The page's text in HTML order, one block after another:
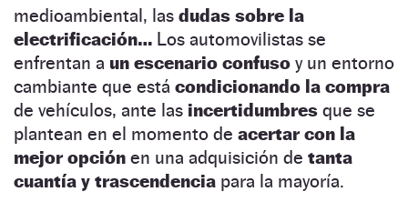
medioambiental, las dudas sobre la
electrificación… Los automovilistas se
enfrentan a un escenario confuso y un entorno
cambiante que está condicionando la compra
de vehículos, ante las incertidumbres que se
plantean en el momento de acertar con la
mejor opción en una adquisición de tanta
cuantía y trascendencia para la mayoría.